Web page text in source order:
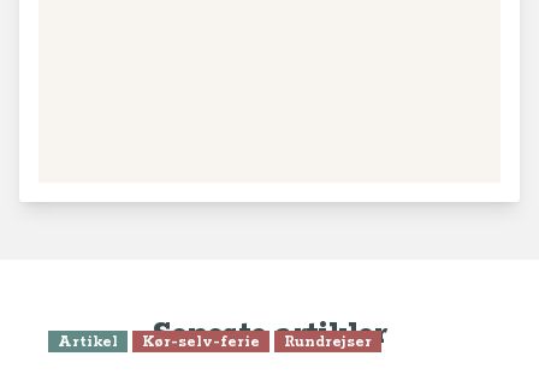
Seneste artikler
Artikel Kør-selv-ferie Rundrejser